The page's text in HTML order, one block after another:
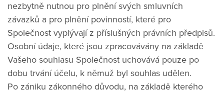
nezbytně nutnou pro plnění svých smluvních
závazků a pro plnění povinností, které pro
Společnost vyplývají z příslušných právních předpisů.
Osobní údaje, které jsou zpracovávány na základě
Vašeho souhlasu Společnost uchovává pouze po
dobu trvání účelu, k němuž byl souhlas udělen.
Po zániku zákonného důvodu, na základě kterého